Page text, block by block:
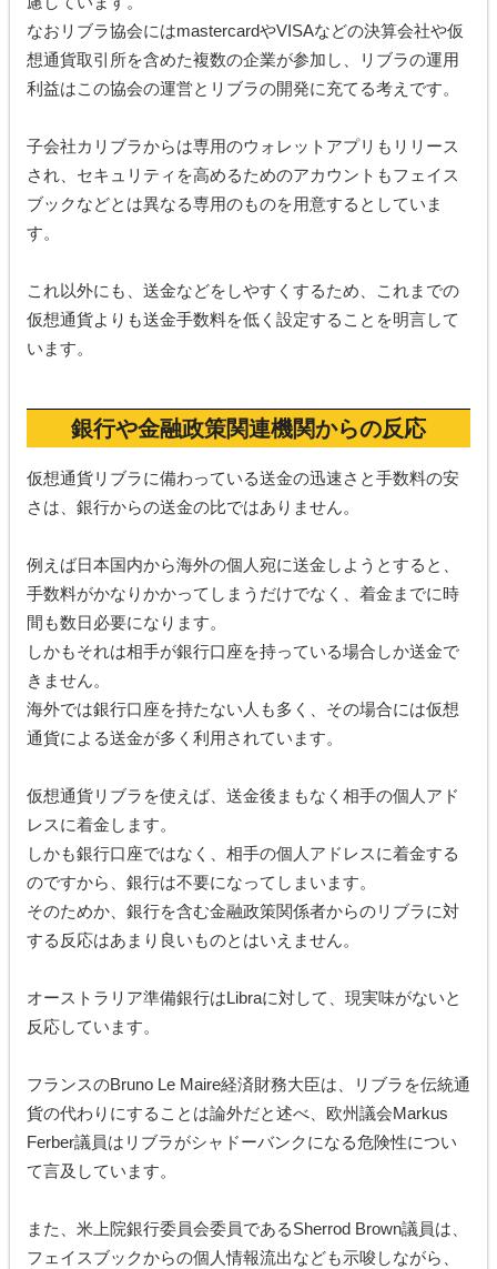
なおリブラ協会にはmastercardやVISAなどの決算会社や仮
想通貨取引所を含めた複数の企業が参加し、リブラの運用
利益はこの協会の運営とリブラの開発に充てる考えです。
子会社カリブラからは専用のウォレットアプリもリリース
され、セキュリティを高めるためのアカウントもフェイス
ブックなどとは異なる専用のものを用意するとしていま
す。
これ以外にも、送金などをしやすくするため、これまでの
仮想通貨よりも送金手数料を低く設定することを明言して
います。
銀行や金融政策関連機関からの反応
仮想通貨リブラに備わっている送金の迅速さと手数料の安
さは、銀行からの送金の比ではありません。
例えば日本国内から海外の個人宛に送金しようとすると、
手数料がかなりかかってしまうだけでなく、着金までに時
間も数日必要になります。
しかもそれは相手が銀行口座を持っている場合しか送金で
きません。
海外では銀行口座を持たない人も多く、その場合には仮想
通貨による送金が多く利用されています。
仮想通貨リブラを使えば、送金後まもなく相手の個人アド
レスに着金します。
しかも銀行口座ではなく、相手の個人アドレスに着金する
のですから、銀行は不要になってしまいます。
そのためか、銀行を含む金融政策関係者からのリブラに対
する反応はあまり良いものとはいえません。
オーストラリア準備銀行はLibraに対して、現実味がないと
反応しています。
フランスのBruno Le Maire経済財務大臣は、リブラを伝統通
貨の代わりにすることは論外だと述べ、欧州議会Markus
Ferber議員はリブラがシャドーバンクになる危険性につい
て言及しています。
また、米上院銀行委員会委員であるSherrod Brown議員は、
フェイスブックからの個人情報流出なども示唆しながら、